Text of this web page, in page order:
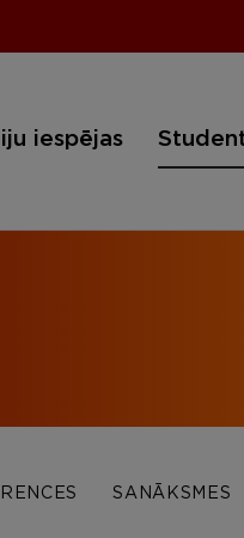
iespējas
SANĀKSMES